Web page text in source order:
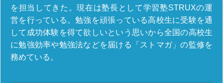
を担当してきた。現在は塾長として学習塾STRUXの運
営を行っている。勉強を頑張っている高校生に受験を通
して成功体験を得て欲しいという思いから全国の高校生
に勉強効率や勉強法などを届ける「ストマガ」の監修を
務めている。